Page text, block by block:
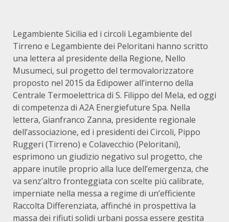
Legambiente Sicilia ed i circoli Legambiente del
Tirreno e Legambiente dei Peloritani hanno scritto
una lettera al presidente della Regione, Nello
Musumeci, sul progetto del termovalorizzatore
proposto nel 2015 da Edipower all’interno della
Centrale Termoelettrica di S. Filippo del Mela, ed oggi
di competenza di A2A Energiefuture Spa. Nella
lettera, Gianfranco Zanna, presidente regionale
dell’associazione, ed i presidenti dei Circoli, Pippo
Ruggeri (Tirreno) e Colavecchio (Peloritani),
esprimono un giudizio negativo sul progetto, che
appare inutile proprio alla luce dell’emergenza, che
va senz’altro fronteggiata con scelte più calibrate,
imperniate nella messa a regime di un’efficiente
Raccolta Differenziata, affinché in prospettiva la
massa dei rifiuti solidi urbani possa essere gestita